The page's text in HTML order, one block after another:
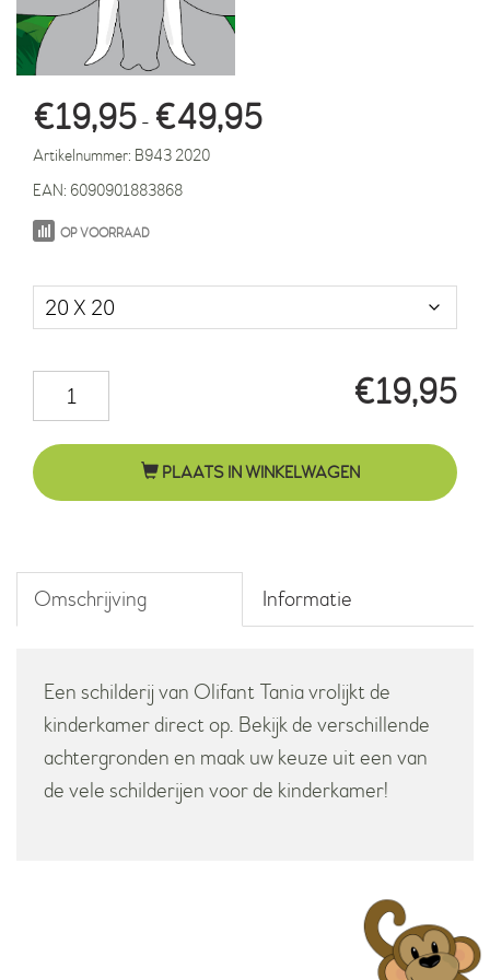
€19,95 - €49,95
Artikelnummer: B943 2020
EAN: 6090901883868
OP VOORRAAD
€19,95
Tania
jungle
aantal PLAATS IN WINKELWAGEN
Omschrijving Informatie
Een schilderij van Olifant Tania vrolijkt de
kinderkamer direct op. Bekijk de verschillende
achtergronden en maak uw keuze uit een van
de vele schilderijen voor de kinderkamer!